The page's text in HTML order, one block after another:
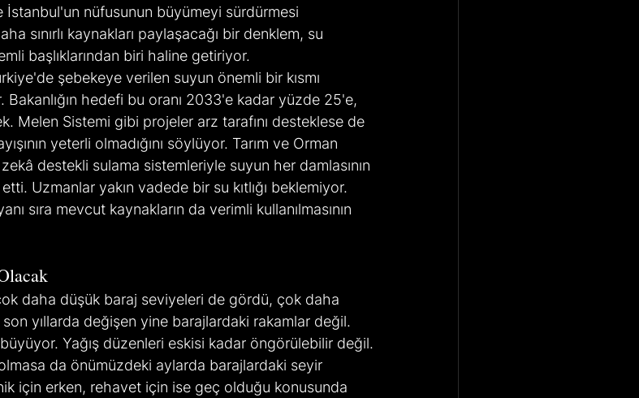
İstanbul'un nüfusunun büyümeyi sürdürmesi
sınırlı kaynakları paylaşacağı bir denklem, su
başlıklarından biri haline getiriyor.
şebekeye verilen suyun önemli bir kısmı
hedefi bu oranı 2033'e kadar yüzde 25'e,
Melen Sistemi gibi projeler arz tarafını desteklese de
yeterli olmadığını söylüyor. Tarım ve Orman
destekli sulama sistemleriyle suyun her damlasının
Uzmanlar yakın vadede bir su kıtlığı beklemiyor.
sıra mevcut kaynakların da verimli kullanılmasının
daha düşük baraj seviyeleri de gördü, çok daha
yıllarda değişen yine barajlardaki rakamlar değil.
Yağış düzenleri eskisi kadar öngörülebilir değil.
da önümüzdeki aylarda barajlardaki seyir
için erken, rehavet için ise geç olduğu konusunda